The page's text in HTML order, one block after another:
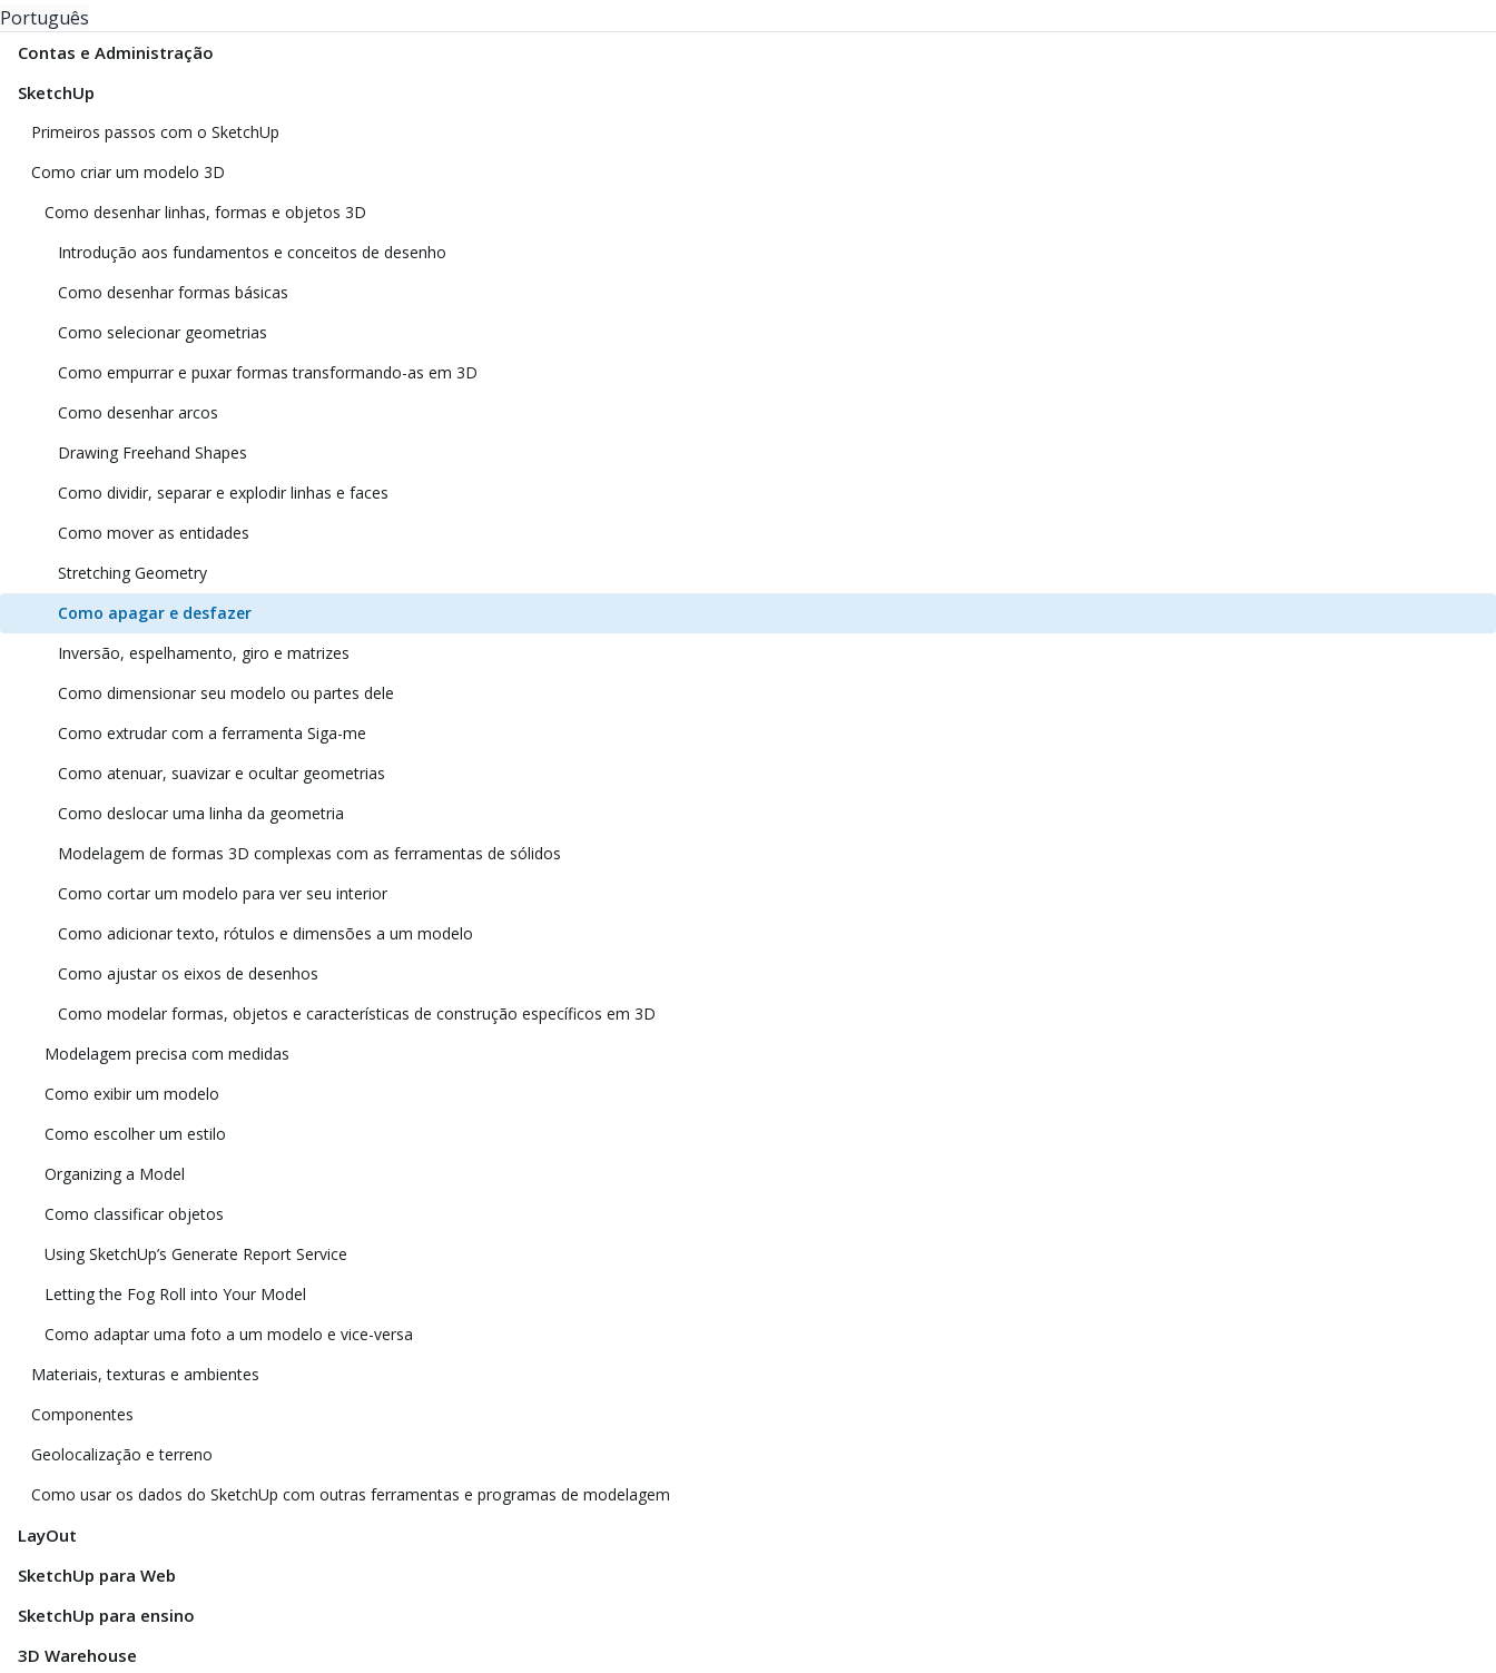
Português
Contas e Administração
SketchUp
Primeiros passos com o SketchUp
Como criar um modelo 3D
Como desenhar linhas, formas e objetos 3D
Introdução aos fundamentos e conceitos de desenho
Como desenhar formas básicas
Como selecionar geometrias
Como empurrar e puxar formas transformando-as em 3D
Como desenhar arcos
Drawing Freehand Shapes
Como dividir, separar e explodir linhas e faces
Como mover as entidades
Stretching Geometry
Como apagar e desfazer
Inversão, espelhamento, giro e matrizes
Como dimensionar seu modelo ou partes dele
Como extrudar com a ferramenta Siga-me
Como atenuar, suavizar e ocultar geometrias
Como deslocar uma linha da geometria
Modelagem de formas 3D complexas com as ferramentas de sólidos
Como cortar um modelo para ver seu interior
Como adicionar texto, rótulos e dimensões a um modelo
Como ajustar os eixos de desenhos
Como modelar formas, objetos e características de construção específicos em 3D
Modelagem precisa com medidas
Como exibir um modelo
Como escolher um estilo
Organizing a Model
Como classificar objetos
Using SketchUp’s Generate Report Service
Letting the Fog Roll into Your Model
Como adaptar uma foto a um modelo e vice-versa
Materiais, texturas e ambientes
Componentes
Geolocalização e terreno
Como usar os dados do SketchUp com outras ferramentas e programas de modelagem
LayOut
SketchUp para Web
SketchUp para ensino
3D Warehouse